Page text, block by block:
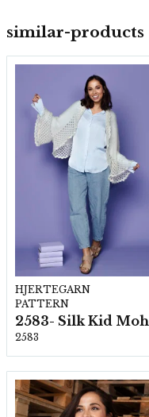
similar-products
HJERTEGARN
PATTERN
2583